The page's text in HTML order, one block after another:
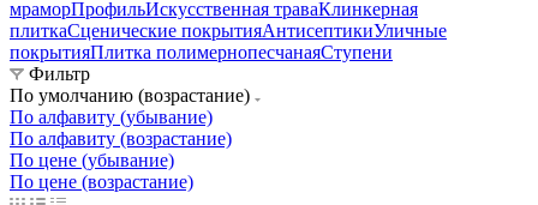
мраморПрофильИскусственная траваКлинкерная
плиткаСценические покрытияАнтисептикиУличные
покрытияПлитка полимернопесчанаяСтупени
Фильтр
По умолчанию (возрастание)
По алфавиту (убывание)
По алфавиту (возрастание)
По цене (убывание)
По цене (возрастание)